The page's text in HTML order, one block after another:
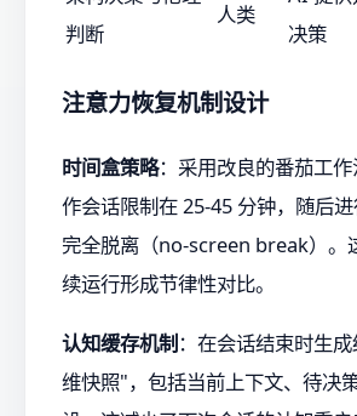
判断
人类
决策
注意力恢复机制设计
时间盒策略：采用改良的番茄工
作会话限制在 25-45 分钟，随后
完全脱离（no-screen break）。
续运行形成节律性对比。
认知缓存机制：在会话结束时生
维快照"，包括当前上下文、待决